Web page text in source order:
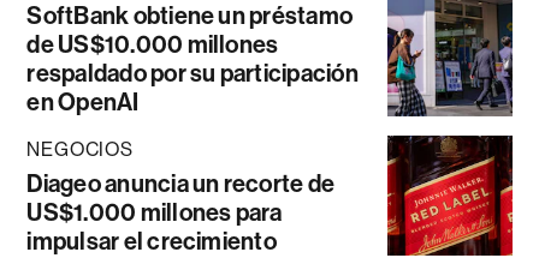
SoftBank obtiene un préstamo
de US$10.000 millones
respaldado por su participación
en OpenAI
NEGOCIOS
Diageo anuncia un recorte de
US$1.000 millones para
impulsar el crecimiento